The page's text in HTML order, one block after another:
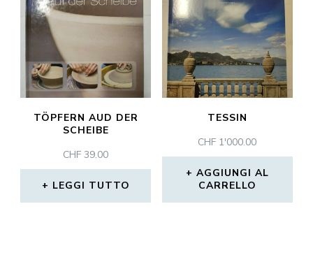
TÖPFERN AUD DER
SCHEIBE
CHF 39.00
LEGGI TUTTO
TESSIN
CHF 1'000.00
AGGIUNGI AL
CARRELLO